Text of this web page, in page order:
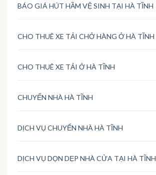
BÁO GIÁ HÚT HẦM VỆ SINH TẠI HÀ TĨNH
CHO THUÊ XE TẢI CHỞ HÀNG Ở HÀ TĨNH
CHO THUÊ XE TẢI Ở HÀ TĨNH
CHUYỂN NHÀ HÀ TĨNH
DỊCH VỤ CHUYỂN NHÀ HÀ TĨNH
DỊCH VỤ DỌN DẸP NHÀ CỬA TẠI HÀ TĨNH